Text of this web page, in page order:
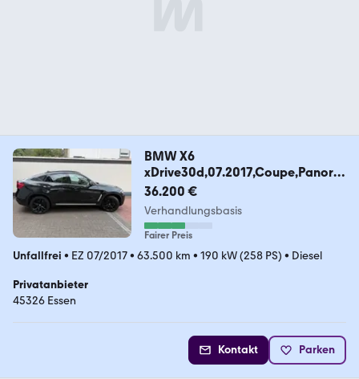
BMW X6
xDrive30d,07.2017,Coupe,Panora
ma ,Leder
36.200 €
Verhandlungsbasis
Fairer Preis
Unfallfrei • EZ 07/2017• 63.500 km • 190 kW (258 PS) • Diesel
Privatanbieter
45326 Essen
Kontakt Parken